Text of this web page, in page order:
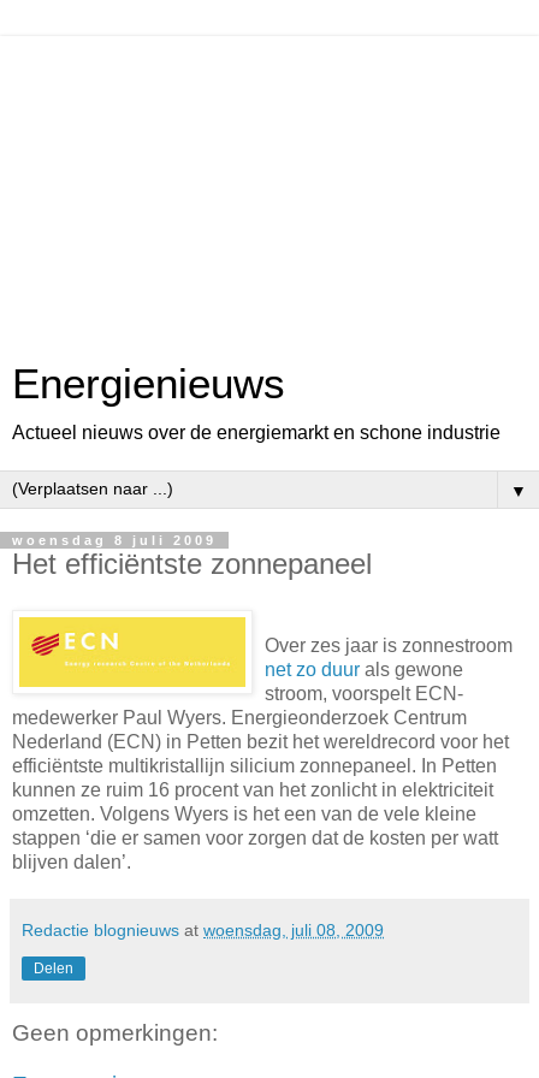
Energienieuws
Actueel nieuws over de energiemarkt en schone industrie
▼
woensdag 8 juli 2009
Het efficiëntste zonnepaneel
Over zes jaar is zonnestroom
net zo duur als gewone
stroom, voorspelt ECN-
medewerker Paul Wyers. Energieonderzoek Centrum
Nederland (ECN) in Petten bezit het wereldrecord voor het
efficiëntste multikristallijn silicium zonnepaneel. In Petten
kunnen ze ruim 16 procent van het zonlicht in elektriciteit
omzetten. Volgens Wyers is het een van de vele kleine
stappen ‘die er samen voor zorgen dat de kosten per watt
blijven dalen’.
Redactie blognieuws at woensdag, juli 08, 2009
Delen
Geen opmerkingen: